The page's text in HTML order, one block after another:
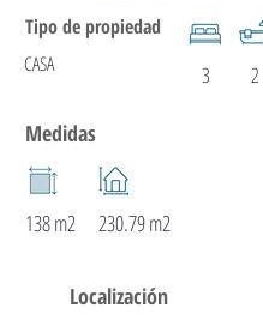
Tipo de propiedad
CASA
3 2
Medidas
138 m2 230.79 m2
Localización